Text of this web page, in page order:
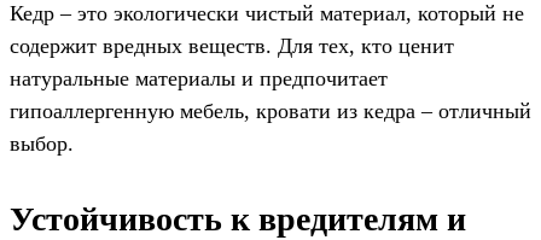
Кедр – это экологически чистый материал, который не
содержит вредных веществ. Для тех, кто ценит
натуральные материалы и предпочитает
гипоаллергенную мебель, кровати из кедра – отличный
выбор.
Устойчивость к вредителям и